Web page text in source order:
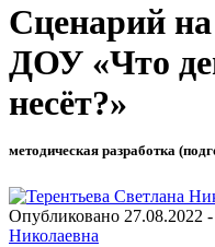
Сценарий
ДОУ «Что
несёт?»
методическая разработка
Опубликовано 27.08.2022
Николаевна